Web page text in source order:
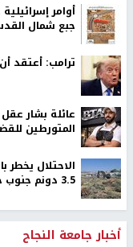
أوامر
جبع شمال
ترامب: أعتقد
عائلة بشار
المتورطين
3.5 دونم جنوب جنين
أخبار جامعة النجاح